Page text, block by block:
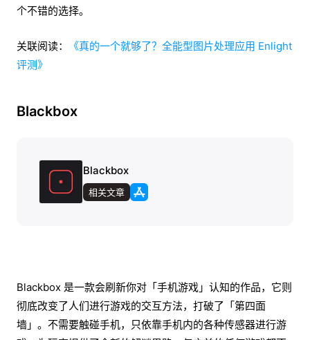
个不错的选择。
关联阅读：
《真的一个就够了？全能型图片处理应用 Enlight
评测》
Blackbox
Blackbox
相关文章
Blackbox 是一款会刷新你对「手机游戏」认知的作品，它则
彻底改变了人们进行游戏的交互方法，打破了「第四面
墙」。不需要触碰手机，只依靠手机内的各种传感器进行游